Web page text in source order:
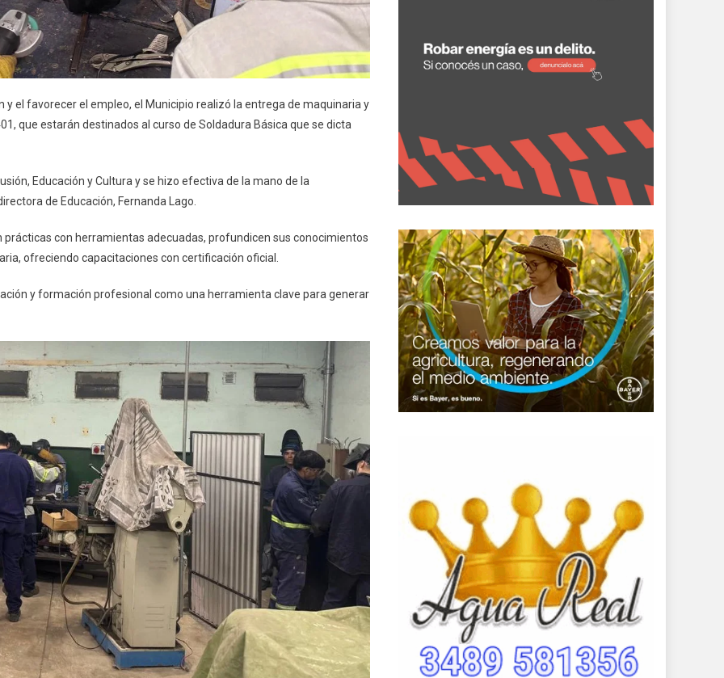
y el favorecer el empleo, el Municipio realizó la entrega de maquinaria y
que estarán destinados al curso de Soldadura Básica que se dicta
Educación y Cultura y se hizo efectiva de la mano de la
de Educación, Fernanda Lago.
con herramientas adecuadas, profundicen sus conocimientos
ofreciendo capacitaciones con certificación oficial.
y formación profesional como una herramienta clave para generar